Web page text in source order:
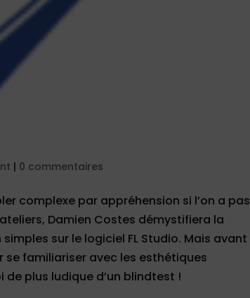
| 0 commentaires
complexe par appréhension si l’on a pas
Damien Costes démystifiera la
sur le logiciel FL Studio. Mais avant
se familiariser avec les esthétiques
plus ludique d’un blindtest !